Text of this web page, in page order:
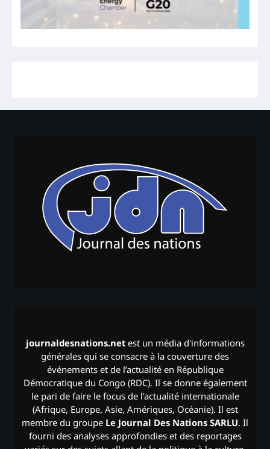
journaldesnations.netest un média d'informations
générales qui se consacre à la couverture des
événements et de l’actualité en République
Démocratique du Congo (RDC). Il se donne également
le pari de faire le focus de l’actualité internationale
(Afrique, Europe, Asie, Amériques, Océanie). Il est
membre du groupe Le Journal Des Nations SARLU. Il
fourni des analyses approfondies et des reportages